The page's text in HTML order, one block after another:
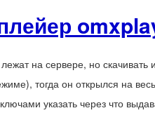
на сервере, но скачивать
тогда он открылся на
указать через что